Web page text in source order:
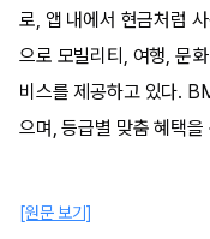
로, 앱 내에서 현금처럼
으로 모빌리티, 여행, 문
비스를 제공하고 있다.
으며, 등급별 맞춤 혜택
[원문 보기]